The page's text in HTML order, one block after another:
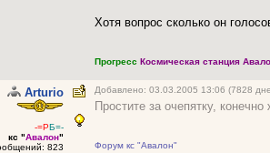
Хотя вопрос сколько он
Прогресс Космическая станция
Arturio
-=РБ=-
кс "Авалон"
823
Добавлено: 03.03.2005 13:06 (7828
Простите за очепятку,
Форум кс "Авалон"